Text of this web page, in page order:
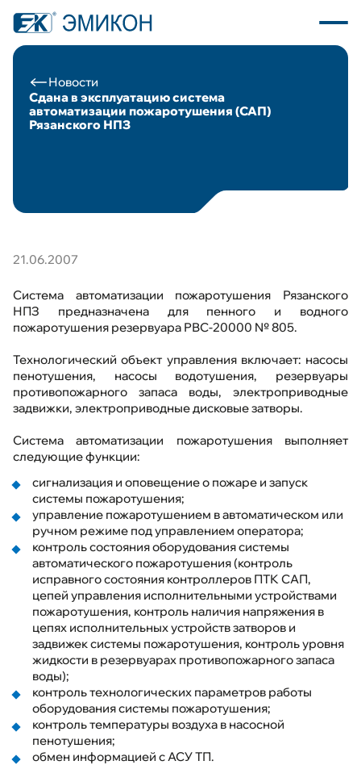
О компании
Программное обеспечение
Новости
Вакансии
Выполненные проекты
Обратная связь
Карта сайта
Техподдержка
Новости
Сдана в эксплуатацию система
автоматизации пожаротушения (САП)
Рязанского НПЗ
21.06.2007
Система автоматизации пожаротушения Рязанского
НПЗ предназначена для пенного и водного
пожаротушения резервуара РВС-20000 № 805.
Технологический объект управления включает: насосы
пенотушения, насосы водотушения, резервуары
противопожарного запаса воды, электроприводные
задвижки, электроприводные дисковые затворы.
Система автоматизации пожаротушения выполняет
следующие функции:
сигнализация и оповещение о пожаре и запуск
системы пожаротушения;
управление пожаротушением в автоматическом или
ручном режиме под управлением оператора;
контроль состояния оборудования системы
автоматического пожаротушения (контроль
исправного состояния контроллеров ПТК САП,
цепей управления исполнительными устройствами
пожаротушения, контроль наличия напряжения в
цепях исполнительных устройств затворов и
задвижек системы пожаротушения, контроль уровня
жидкости в резервуарах противопожарного запаса
воды);
контроль технологических параметров работы
оборудования системы пожаротушения;
контроль температуры воздуха в насосной
пенотушения;
обмен информацией с АСУ ТП.